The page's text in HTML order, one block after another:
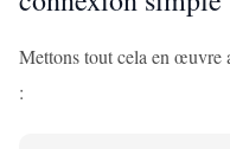
Mettons tout cela en œuvre
: